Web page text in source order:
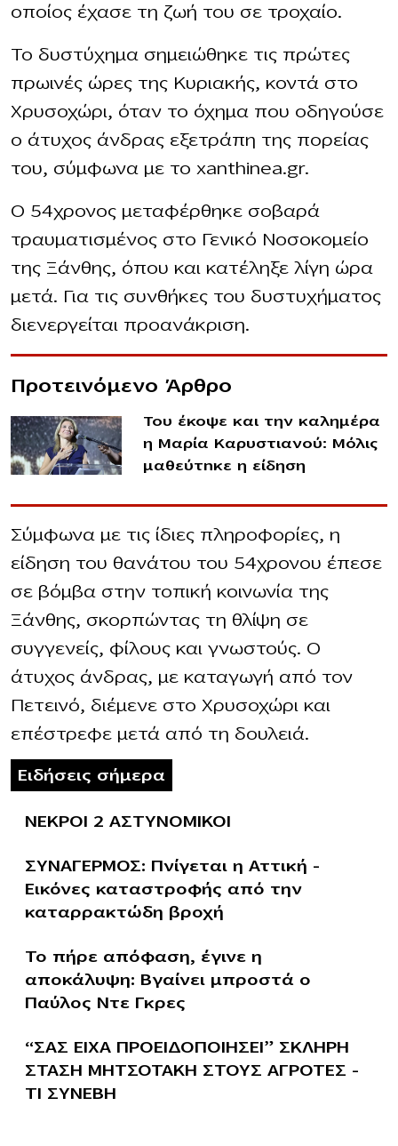
οποίος έχασε τη ζωή του σε τροχαίο.
Το δυστύχημα σημειώθηκε τις πρώτες
πρωινές ώρες της Κυριακής, κοντά στο
Χρυσοχώρι, όταν το όχημα που οδηγούσε
ο άτυχος άνδρας εξετράπη της πορείας
του, σύμφωνα με το xanthinea.gr.
Ο 54χρονος μεταφέρθηκε σοβαρά
τραυματισμένος στο Γενικό Νοσοκομείο
της Ξάνθης, όπου και κατέληξε λίγη ώρα
μετά. Για τις συνθήκες του δυστυχήματος
διενεργείται προανάκριση.
Προτεινόμενο Άρθρο
Του έκοψε και την καλημέρα
η Μαρία Καρυστιανού: Μόλις
μαθεύτnκε η είδηση
Σύμφωνα με τις ίδιες πληροφορίες, η
είδηση του θανάτου του 54χρονου έπεσε
σε βόμβα στην τοπική κοινωνία της
Ξάνθης, σκορπώντας τη θλίψη σε
συγγενείς, φίλους και γνωστούς. Ο
άτυχος άνδρας, με καταγωγή από τον
Πετεινό, διέμενε στο Χρυσοχώρι και
επέστρεφε μετά από τη δουλειά.
Ειδήσεις σήμερα
ΝΕΚΡΟΙ 2 ΑΣΤΥΝΟΜΙΚΟΙ
ΣΥΝΑΓΕΡΜΟΣ: Πνίγεται η Αττική –
Εικόνες καταστροφής από την
καταρρακτώδη βροχή
Το πήρε απόφαση, έγινε η
αποκάλυψη: Βγαίνει μπροστά ο
Παύλος Ντε Γκρες
“ΣΑΣ ΕΙΧΑ ΠΡΟΕΙΔΟΠΟΙΗΣΕΙ” ΣΚΛΗΡΗ
ΣΤΑΣΗ ΜΗΤΣΟΤΑΚΗ ΣΤΟΥΣ ΑΓΡΟΤΕΣ –
ΤΙ ΣΥΝΕΒΗ